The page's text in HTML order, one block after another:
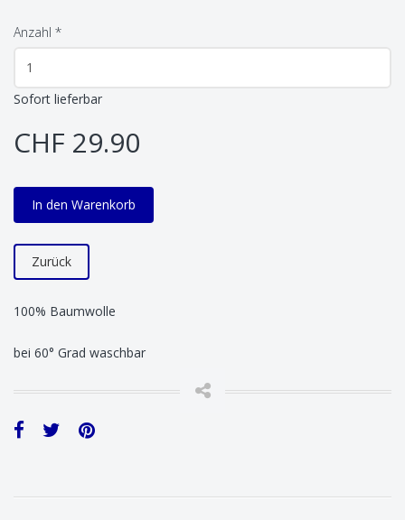
Anzahl *
Sofort lieferbar
CHF 29.90
In den Warenkorb
Zurück
100% Baumwolle
bei 60° Grad waschbar